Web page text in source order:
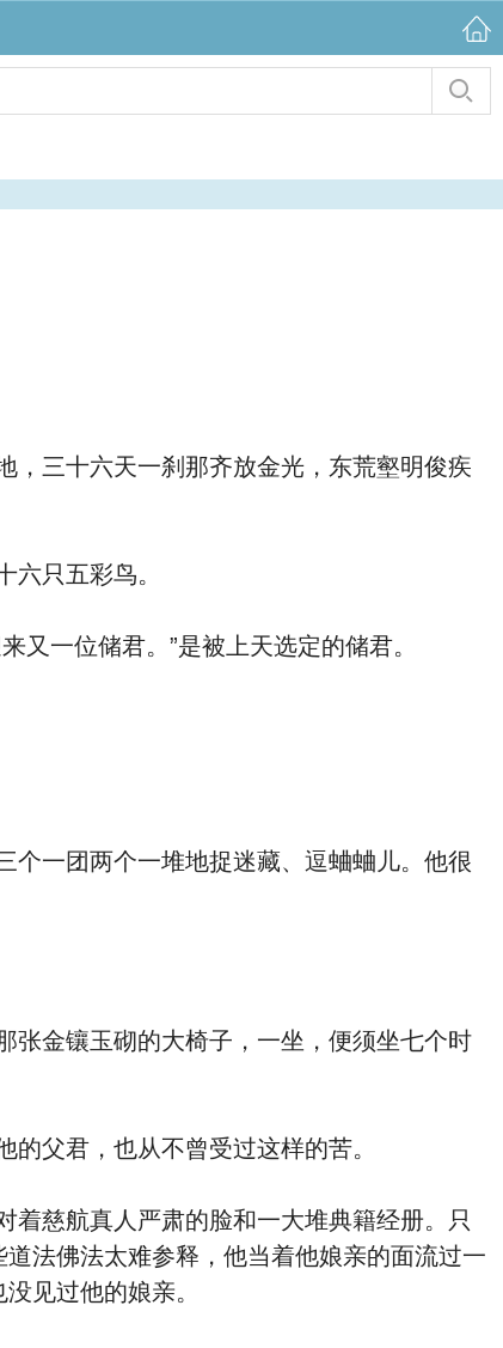
三十六天一刹那齐放金光，东荒壑明俊疾
只五彩鸟。
一位储君。”是被上天选定的储君。
一团两个一堆地捉迷藏、逗蛐蛐儿。他很
金镶玉砌的大椅子，一坐，便须坐七个时
父君，也从不曾受过这样的苦。
慈航真人严肃的脸和一大堆典籍经册。只
法佛法太难参释，他当着他娘亲的面流过一
见过他的娘亲。